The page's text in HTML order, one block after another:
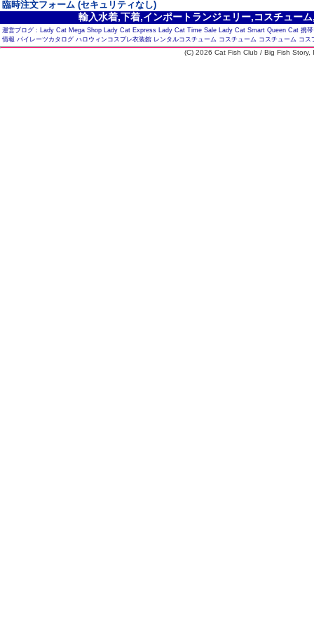
臨時注文フォーム (セキュリティなし)
輸入水着,下着,インポートランジェリー,コスチュー
運営ブログ : Lady Cat Mega Shop Lady Cat Express Lady Cat Time Sale Lady Cat Smart Queen Cat 携
情報 パイレーツカタログ ハロウィンコスプレ衣装館 レンタルコスチューム コスチューム コスチューム コス
(C) 2026 Cat Fish Club / Big Fish Story,